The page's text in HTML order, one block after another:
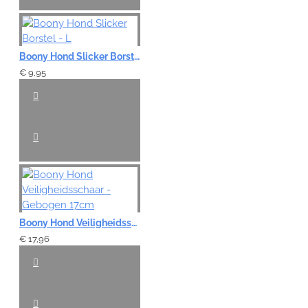
Boony Hond Slicker Borstel - L
€ 9,95
Boony Hond Veiligheidsschaar - Gebogen 17cm
€ 17,96